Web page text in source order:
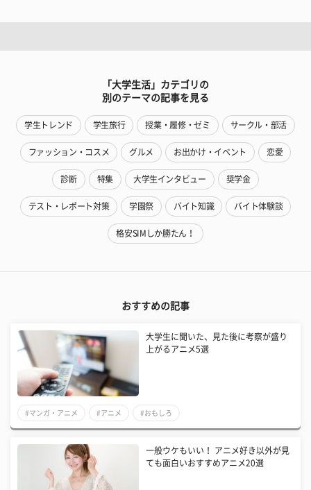
「大学生活」カテゴリの
別のテーマの記事を見る
学生トレンド 学生旅行 授業・履修・ゼミ サークル・部活
ファッション・コスメ グルメ お出かけ・イベント 恋愛
診断 特集 大学生インタビュー 奨学金
テスト・レポート対策 学園祭 バイト知識 バイト体験談
格安SIMしか勝たん！
おすすめの記事
大学生に聞いた、見た後に考察が盛り
上がるアニメ5選
#マンガ・アニメ #アニメ #おもしろ
一般ウケもいい！ アニメ好き以外が見
ても面白いおすすめアニメ20選